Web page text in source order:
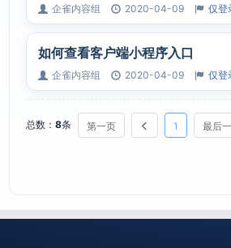
企雀内容组 2020-04-09 仅登
如何查看客户端小程序入口
企雀内容组 2020-04-09 仅登
总数： 8条 第一页 1 最后